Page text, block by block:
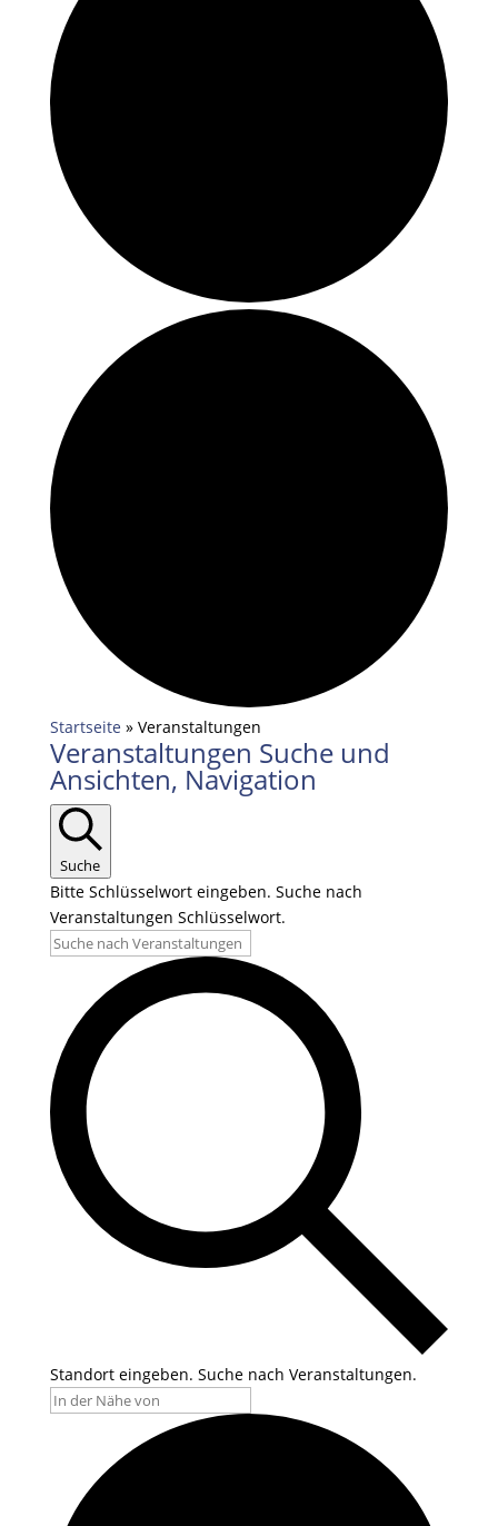
Startseite » Veranstaltungen
Veranstaltungen
für
11.06.2026
Veranstaltungen Suche und
Ansichten, Navigation
Suche
Bitte Schlüsselwort eingeben. Suche nach
Veranstaltungen Schlüsselwort.
Standort eingeben. Suche nach Veranstaltungen.